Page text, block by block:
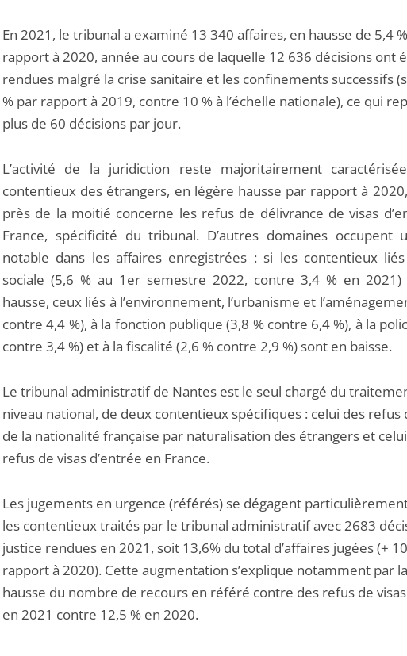
En 2021, le tribunal a examiné 13 340 affaires, en hausse de 5,4
rapport à 2020, année au cours de laquelle 12 636 décisions ont
rendues malgré la crise sanitaire et les confinements successifs
% par rapport à 2019, contre 10 % à l’échelle nationale), ce qui
plus de 60 décisions par jour.
L’activité de la juridiction reste majoritairement
contentieux des étrangers, en légère hausse par rapport à
près de la moitié concerne les refus de délivrance de visas
France, spécificité du tribunal. D’autres domaines occupent
notable dans les affaires enregistrées : si les contentieux liés
sociale (5,6 % au 1er semestre 2022, contre 3,4 % en
hausse, ceux liés à l’environnement, l’urbanisme et
contre 4,4 %), à la fonction publique (3,8 % contre 6,4 %), à la
contre 3,4 %) et à la fiscalité (2,6 % contre 2,9 %) sont en baisse.
Le tribunal administratif de Nantes est le seul chargé du
niveau national, de deux contentieux spécifiques : celui des refus
de la nationalité française par naturalisation des étrangers et
refus de visas d’entrée en France.
Les jugements en urgence (référés) se dégagent
les contentieux traités par le tribunal administratif avec 2683
justice rendues en 2021, soit 13,6% du total d’affaires jugées (+
rapport à 2020). Cette augmentation s’explique notamment par
hausse du nombre de recours en référé contre des refus de visas
en 2021 contre 12,5 % en 2020.